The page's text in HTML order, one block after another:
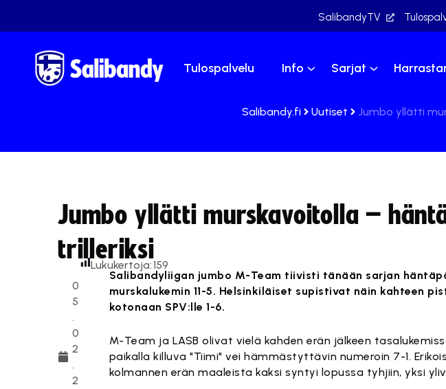
SalibandyTV
Tulospalvelu Info Sarjat
Salibandy.fi Uutiset Jumbo yllätti
Jumbo yllätti murskavoitolla –
trilleriksi
0
5
.
0
2
.
2
Lukukertoja:159
Salibandyliigan jumbo M-Team tiivisti tänään sarjan
murskalukemin 11-5. Helsinkiläiset supistivat näin kahteen
kotonaan SPV:lle 1-6.
M-Team ja LASB olivat vielä kahden erän jälkeen
paikalla killuva "Tiimi" vei hämmästyttävin numeroin 7-1.
kolmannen erän maaleista kaksi syntyi lopussa tyhjiin, yksi